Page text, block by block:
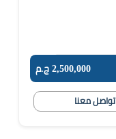
2,500,000 ج.م
تواصل معنا